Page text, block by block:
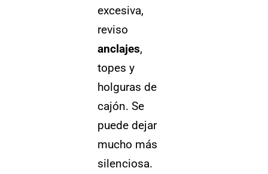
excesiva,
reviso
anclajes,
topes y
holguras de
cajón. Se
puede dejar
mucho más
silenciosa.